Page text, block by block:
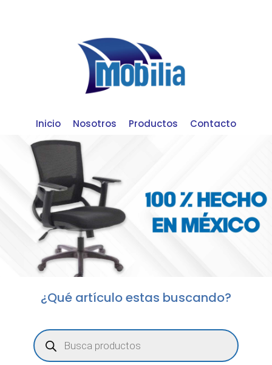
Inicio Nosotros Productos Contacto
¿Qué artículo estas buscando?
Búsqueda
de
productos